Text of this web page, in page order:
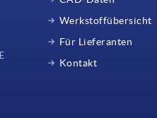
Werkstoffübersicht
Für Lieferanten
Kontakt